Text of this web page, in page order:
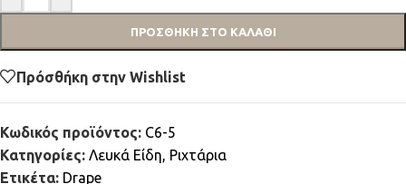
ΠΡΟΣΘΉΚΗ ΣΤΟ ΚΑΛΆΘΙ
Πρόσθήκη στην Wishlist
Κωδικός προϊόντος: C6-5
Κατηγορίες: Λευκά Είδη, Ριχτάρια
Ετικέτα: Drape